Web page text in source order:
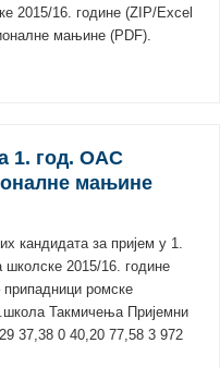
2015/16. године (ZIP/Excel
мањине (PDF).
1. год. ОАС
мањине
кандидата за пријем у 1.
школске 2015/16. године
ромске
Такмичења Пријемни
37,38 0 40,20 77,58 3 972